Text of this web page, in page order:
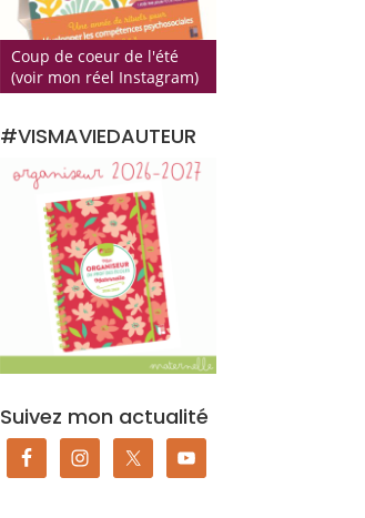
Coup de coeur de l'été
(voir mon réel Instagram)
#VISMAVIEDAUTEUR
Suivez mon actualité